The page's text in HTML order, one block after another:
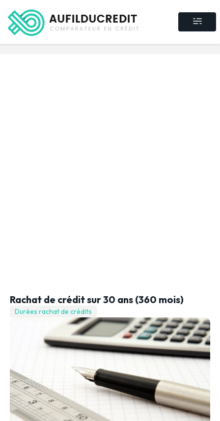
Rachat de crédit sur 30 ans (360 mois)
Durées rachat de crédits